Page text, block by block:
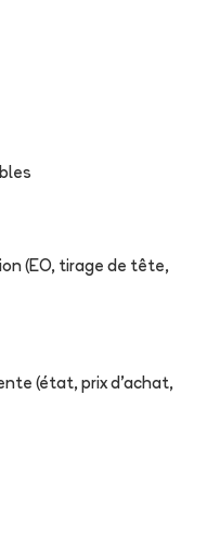
(EO, tirage de tête,
(état, prix d'achat,